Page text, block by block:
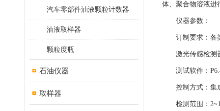
汽车零部件油液颗粒计数器
油液取样器
颗粒度瓶
石油仪器
取样器
体、聚合物溶液进
仪器参数：
订制要求：各
激光传感检测器
测试软件：
控制方式：集
检测范围：